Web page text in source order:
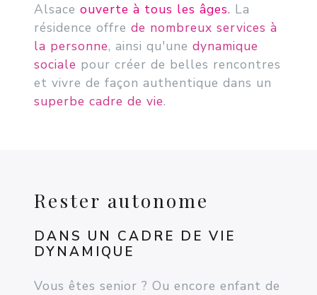
Alsace ouverte à tous les âges. La
résidence offre de nombreux services à
la personne, ainsi qu'une dynamique
sociale pour créer de belles rencontres
et vivre de façon authentique dans un
superbe cadre de vie.
Rester autonome
DANS UN CADRE DE VIE
DYNAMIQUE
Vous êtes senior ? Ou encore enfant de